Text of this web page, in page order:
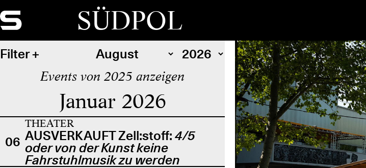
SÜDPOL
Filter
Events von 2025 anzeigen
Januar 2026
06
THEATER
AUSVERKAUFT Zell:stoff: 4/5
oder von der Kunst keine
Fahrstuhlmusik zu werden